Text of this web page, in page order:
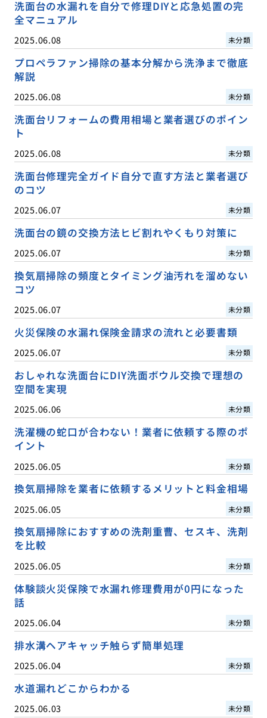
洗面台の水漏れを自分で修理DIYと応急処置の完
全マニュアル
2025.06.08 未分類
プロペラファン掃除の基本分解から洗浄まで徹底
解説
2025.06.08 未分類
洗面台リフォームの費用相場と業者選びのポイン
ト
2025.06.08 未分類
洗面台修理完全ガイド自分で直す方法と業者選び
のコツ
2025.06.07 未分類
洗面台の鏡の交換方法ヒビ割れやくもり対策に
2025.06.07 未分類
換気扇掃除の頻度とタイミング油汚れを溜めない
コツ
2025.06.07 未分類
火災保険の水漏れ保険金請求の流れと必要書類
2025.06.07 未分類
おしゃれな洗面台にDIY洗面ボウル交換で理想の
空間を実現
2025.06.06 未分類
洗濯機の蛇口が合わない！業者に依頼する際のポ
イント
2025.06.05 未分類
換気扇掃除を業者に依頼するメリットと料金相場
2025.06.05 未分類
換気扇掃除におすすめの洗剤重曹、セスキ、洗剤
を比較
2025.06.05 未分類
体験談火災保険で水漏れ修理費用が0円になった
話
2025.06.04 未分類
排水溝ヘアキャッチ触らず簡単処理
2025.06.04 未分類
水道漏れどこからわかる
2025.06.03 未分類